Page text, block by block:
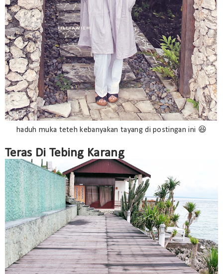
haduh muka teteh kebanyakan tayang di postingan ini 😆
Teras Di Tebing Karang